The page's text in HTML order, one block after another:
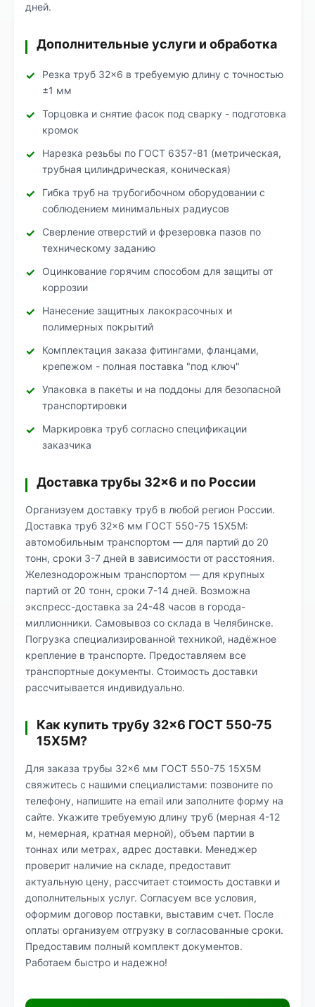
дней.
Дополнительные услуги и обработка
Резка труб 32×6 в требуемую длину с точностью
±1 мм
Торцовка и снятие фасок под сварку - подготовка
кромок
Нарезка резьбы по ГОСТ 6357-81 (метрическая,
трубная цилиндрическая, коническая)
Гибка труб на трубогибочном оборудовании с
соблюдением минимальных радиусов
Сверление отверстий и фрезеровка пазов по
техническому заданию
Оцинкование горячим способом для защиты от
коррозии
Нанесение защитных лакокрасочных и
полимерных покрытий
Комплектация заказа фитингами, фланцами,
крепежом - полная поставка "под ключ"
Упаковка в пакеты и на поддоны для безопасной
транспортировки
Маркировка труб согласно спецификации
заказчика
Доставка трубы 32×6 и по России
Организуем доставку труб в любой регион России.
Доставка труб 32×6 мм ГОСТ 550-75 15Х5М:
автомобильным транспортом — для партий до 20
тонн, сроки 3-7 дней в зависимости от расстояния.
Железнодорожным транспортом — для крупных
партий от 20 тонн, сроки 7-14 дней. Возможна
экспресс-доставка за 24-48 часов в города-
миллионники. Самовывоз со склада в Челябинске.
Погрузка специализированной техникой, надёжное
крепление в транспорте. Предоставляем все
транспортные документы. Стоимость доставки
рассчитывается индивидуально.
Как купить трубу 32×6 ГОСТ 550-75
15Х5М?
Для заказа трубы 32×6 мм ГОСТ 550-75 15Х5М
свяжитесь с нашими специалистами: позвоните по
телефону, напишите на email или заполните форму на
сайте. Укажите требуемую длину труб (мерная 4-12
м, немерная, кратная мерной), объем партии в
тоннах или метрах, адрес доставки. Менеджер
проверит наличие на складе, предоставит
актуальную цену, рассчитает стоимость доставки и
дополнительных услуг. Согласуем все условия,
оформим договор поставки, выставим счет. После
оплаты организуем отгрузку в согласованные сроки.
Предоставим полный комплект документов.
Работаем быстро и надежно!